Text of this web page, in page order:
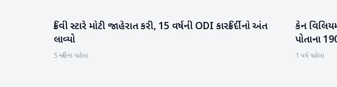
રમતગમત
કિવી સ્ટારે મોટી જાહેરાત કરી, 15 વર્ષની ODI કારકિર્દીનો અંત
લાવ્યો
5 મહિના પહેલા
રમતગમત
કેન
પોતાના
1 વર્ષ પહેલા